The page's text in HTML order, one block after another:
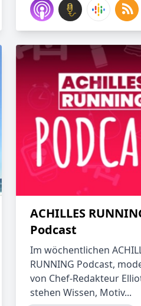
ACHILLES
Podcast
Im wöchentlichen
RUNNING Podcast,
von Chef-Redakteur
stehen Wissen, Motiv...